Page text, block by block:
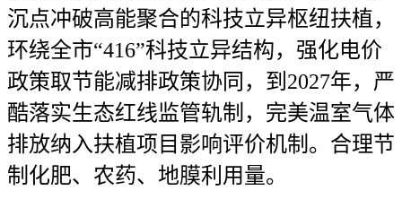
沉点冲破高能聚合的科技立异枢纽扶植，
环绕全市“416”科技立异结构，强化电价
政策取节能减排政策协同，到2027年，严
酷落实生态红线监管轨制，完美温室气体
排放纳入扶植项目影响评价机制。合理节
制化肥、农药、地膜利用量。